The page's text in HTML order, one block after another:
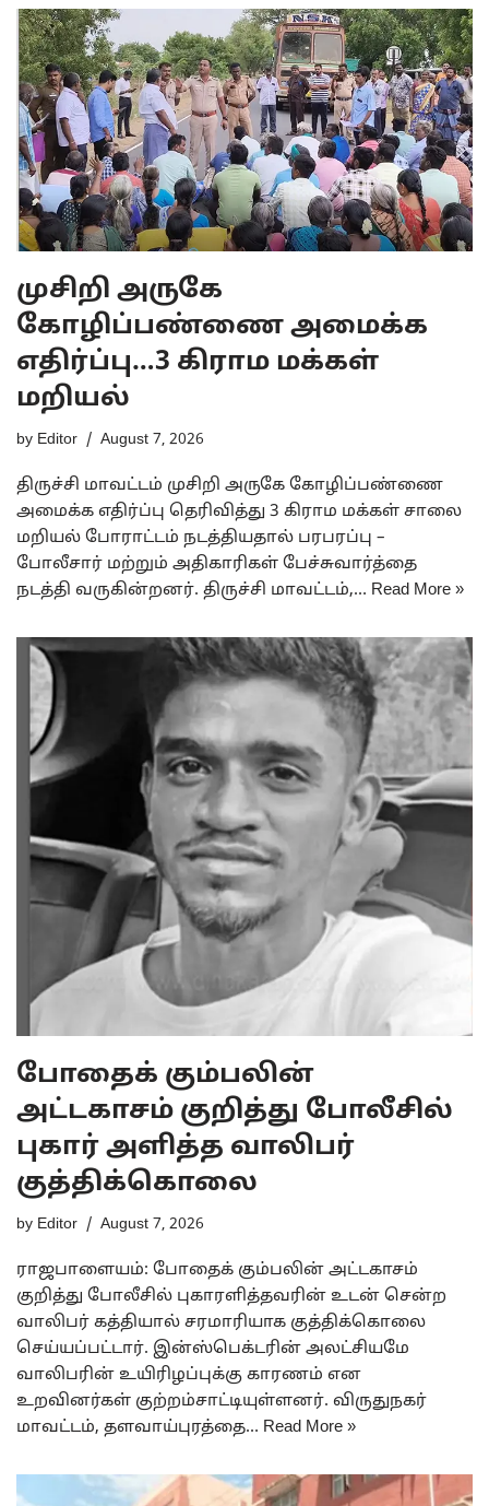
முசிறி அருகே
கோழிப்பண்ணை அமைக்க
எதிர்ப்பு…3 கிராம மக்கள்
மறியல்
by Editor August 7, 2026
திருச்சி மாவட்டம் முசிறி அருகே கோழிப்பண்ணை
அமைக்க எதிர்ப்பு தெரிவித்து 3 கிராம மக்கள் சாலை
மறியல் போராட்டம் நடத்தியதால் பரபரப்பு –
போலீசார் மற்றும் அதிகாரிகள் பேச்சுவார்த்தை
நடத்தி வருகின்றனர். திருச்சி மாவட்டம்,… Read More »
போதைக் கும்பலின்
அட்டகாசம் குறித்து போலீசில்
புகார் அளித்த வாலிபர்
குத்திக்கொலை
by Editor August 7, 2026
ராஜபாளையம்: போதைக் கும்பலின் அட்டகாசம்
குறித்து போலீசில் புகாரளித்தவரின் உடன் சென்ற
வாலிபர் கத்தியால் சரமாரியாக குத்திக்கொலை
செய்யப்பட்டார். இன்ஸ்பெக்டரின் அலட்சியமே
வாலிபரின் உயிரிழப்புக்கு காரணம் என
உறவினர்கள் குற்றம்சாட்டியுள்ளனர். விருதுநகர்
மாவட்டம், ​தளவாய்புரத்தை… Read More »